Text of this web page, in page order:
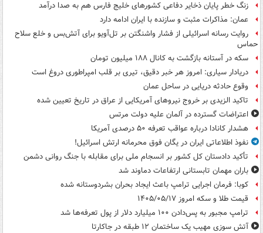
زنگ خطر پایان ذخایر دفاعی کشورهای خلیج فارس هم به صدا درآمد
عمان: مذاکرات مثبت و سازنده با ایران ادامه دارد
روایت رسانه اسرائیلی از فشار واشنگتن بر تل‌آویو برای آتش‌بس و خلع سلاح
حماس
سکه در آستانه بازگشت به کانال ۱۸۸ میلیون تومان
دریادار سیاری: امروز هر خبر دقیق، تیری بر قلب امپراطوری دروغ است
وقوع حادثه دریایی در ساحل عمان
تاکید الزیدی بر خروج نیروهای آمریکایی از عراق در تاریخ تعیین شده
اعتراضات گسترده در آلمان علیه دولت مرتس
هشدار کانادا درباره عواقب تعرفه ۵۰ درصدی آمریکا
نفوذ اطلاعاتی ایران در یگان فوق محرمانه ارتش اسرائیل!
تأکید دادستان کل کشور بر انسجام ملی برای مقابله با جنگ روانی دشمن
باران مهمان تابستانی ارتفاعات دماوند شد
کوبا: فرمان اجرایی ترامپ باعث ایجاد بحران بشردوستانه شده
قیمت طلا و سکه امروز ۱۴۰۵/۰۵/۱۷
ترامپ مجبور به پس‌دادن ۱۰۰ میلیارد دلار از پول تعرفه‌ها شد
آتش سوزی مهیب یک ساختمان ۱۲ طبقه در جاکارتا